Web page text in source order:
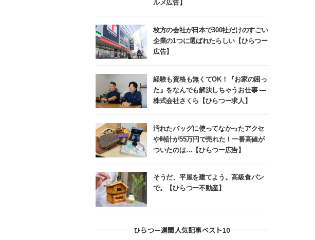
ルメ広告】
枚方の会社が日本で300社だけのすごい
企業の1つに選ばれたらしい【ひらつー
広告】
経験も資格も無くてOK！『お家の困っ
た』をなんでも解決しちゃうお仕事 ―
株式会社さくら【ひらつー求人】
汚れたバッグに使ってなかったアクセ
や時計が55万円で売れた！一番高値が
ついたのは…【ひらつー広告】
そうだ、平屋を建てよう。高級食パン
で。【ひらつー不動産】
ひらつー週間人気記事ベスト10